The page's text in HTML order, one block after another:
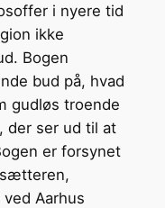
i nyere tid
ikke
Bogen
bud på, hvad
gudløs troende
der ser ud til at
er forsynet
Aarhus